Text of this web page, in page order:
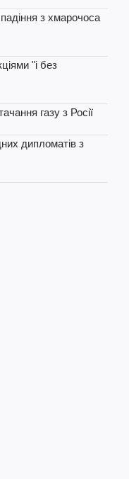
з хмарочоса
"і без
газу з Росії
дипломатів з